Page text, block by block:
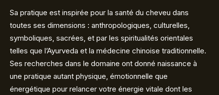
Sa pratique est inspirée pour la santé du cheveu dans
toutes ses dimensions : anthropologiques, culturelles,
symboliques, sacrées, et par les spiritualités orientales
telles que l’Ayurveda et la médecine chinoise traditionnelle.
Ses recherches dans le domaine ont donné naissance à
une pratique autant physique, émotionnelle que
énergétique pour relancer votre énergie vitale dont les